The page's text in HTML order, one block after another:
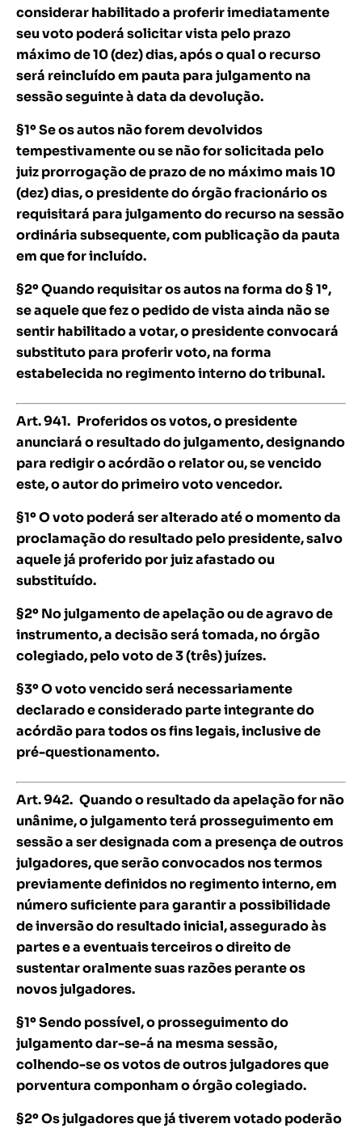
considerar habilitado a proferir imediatamente
seu voto poderá solicitar vista pelo prazo
máximo de 10 (dez) dias, após o qual o recurso
será reincluído em pauta para julgamento na
sessão seguinte à data da devolução.
§1º Se os autos não forem devolvidos
tempestivamente ou se não for solicitada pelo
juiz prorrogação de prazo de no máximo mais 10
(dez) dias, o presidente do órgão fracionário os
requisitará para julgamento do recurso na sessão
ordinária subsequente, com publicação da pauta
em que for incluído.
§2º Quando requisitar os autos na forma do § 1º,
se aquele que fez o pedido de vista ainda não se
sentir habilitado a votar, o presidente convocará
substituto para proferir voto, na forma
estabelecida no regimento interno do tribunal.
Art. 941. Proferidos os votos, o presidente
anunciará o resultado do julgamento, designando
para redigir o acórdão o relator ou, se vencido
este, o autor do primeiro voto vencedor.
§1º O voto poderá ser alterado até o momento da
proclamação do resultado pelo presidente, salvo
aquele já proferido por juiz afastado ou
substituído.
§2º No julgamento de apelação ou de agravo de
instrumento, a decisão será tomada, no órgão
colegiado, pelo voto de 3 (três) juízes.
§3º O voto vencido será necessariamente
declarado e considerado parte integrante do
acórdão para todos os fins legais, inclusive de
pré-questionamento.
Art. 942. Quando o resultado da apelação for não
unânime, o julgamento terá prosseguimento em
sessão a ser designada com a presença de outros
julgadores, que serão convocados nos termos
previamente definidos no regimento interno, em
número suficiente para garantir a possibilidade
de inversão do resultado inicial, assegurado às
partes e a eventuais terceiros o direito de
sustentar oralmente suas razões perante os
novos julgadores.
§1º Sendo possível, o prosseguimento do
julgamento dar-se-á na mesma sessão,
colhendo-se os votos de outros julgadores que
porventura componham o órgão colegiado.
§2º Os julgadores que já tiverem votado poderão